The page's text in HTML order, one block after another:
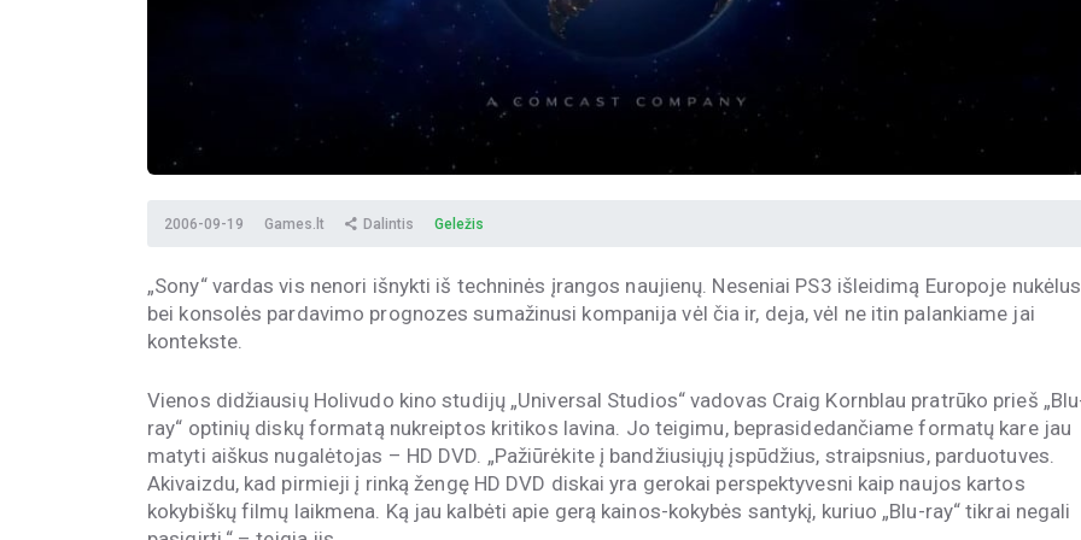
2006-09-19 Games.lt Dalintis Geležis
„Sony“ vardas vis nenori išnykti iš techninės įrangos naujienų. Neseniai PS3 išleidimą Europoje
bei konsolės pardavimo prognozes sumažinusi kompanija vėl čia ir, deja, vėl ne itin palankiame jai
kontekste.
Vienos didžiausių Holivudo kino studijų „Universal Studios“ vadovas Craig Kornblau pratrūko prieš
ray“ optinių diskų formatą nukreiptos kritikos lavina. Jo teigimu, beprasidedančiame formatų kare jau
matyti aiškus nugalėtojas – HD DVD. „Pažiūrėkite į bandžiusiųjų įspūdžius, straipsnius, parduotuves.
Akivaizdu, kad pirmieji į rinką žengę HD DVD diskai yra gerokai perspektyvesni kaip naujos kartos
kokybiškų filmų laikmena. Ką jau kalbėti apie gerą kainos-kokybės santykį, kuriuo „Blu-ray“ tikrai negali